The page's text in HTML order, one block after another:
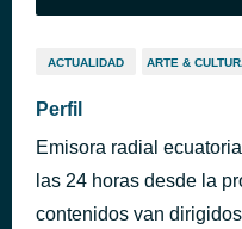
ACTUALIDAD ARTE &
Perfil
Emisora radial
las 24 horas desde la
contenidos van